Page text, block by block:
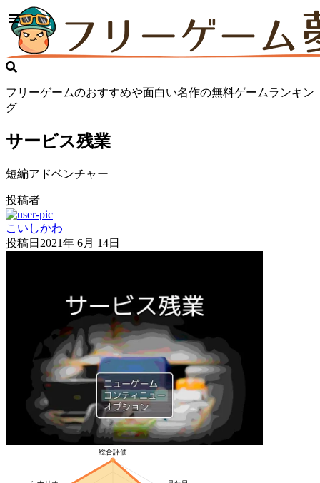
フリーゲームのおすすめや面白い名作の無料ゲームランキン
グ
サービス残業
短編アドベンチャー
投稿者
こいしかわ
投稿日 2021年 6月 14日